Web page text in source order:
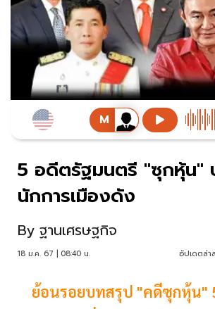
5 อดีตรัฐมนตรี "ซุกหุ้น"
นักการเมืองดัง
By ฐานเศรษฐกิจ
18 ม.ค. 67 | 08:40 น. อัปเดตล่า
ย้อนรอยบทสรุป "คดีซุกหุ้น"